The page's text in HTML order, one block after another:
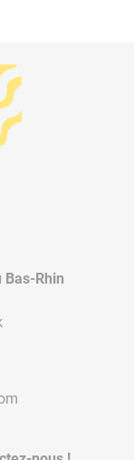
Rhin